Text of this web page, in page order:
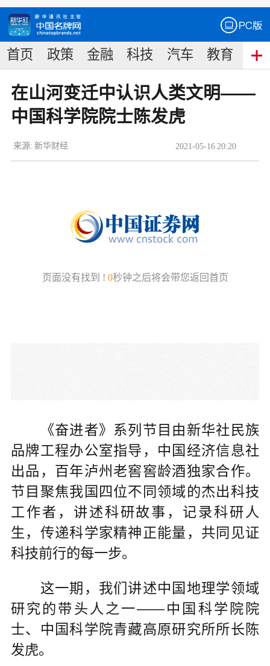
首页 政策 金融 科技 汽车 教育 食
在山河变迁中认识人类文明——
中国科学院院士陈发虎
2021-05-16 20:20
来源: 新华财经
《奋进者》系列节目由新华社民族
品牌工程办公室指导，中国经济信息社
出品，百年泸州老窖窖龄酒独家合作。
节目聚焦我国四位不同领域的杰出科技
工作者，讲述科研故事，记录科研人
生，传递科学家精神正能量，共同见证
科技前行的每一步。
这一期，我们讲述中国地理学领域
研究的带头人之一——中国科学院院
士、中国科学院青藏高原研究所所长陈
发虎。